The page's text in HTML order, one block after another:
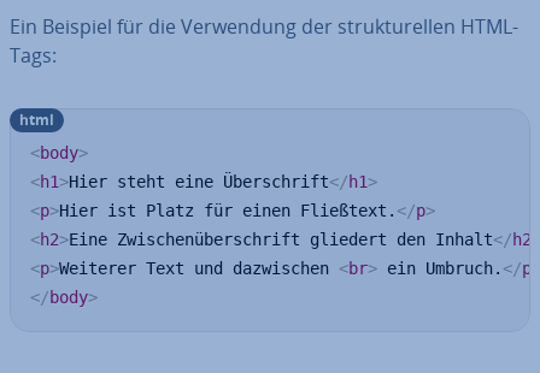
Ein Beispiel für die Ver­wen­dung der struk­tu­rel­len HTML-
Tags:
<body>
<h1>Hier steht eine Überschrift</h1>
<p>Hier ist Platz für einen Fließtext. </p>
<h2>Eine Zwischenüberschrift gliedert den Inhalt</h2
<p>Weiterer Text und dazwischen <br> ein Umbruch. </p
</body>
html